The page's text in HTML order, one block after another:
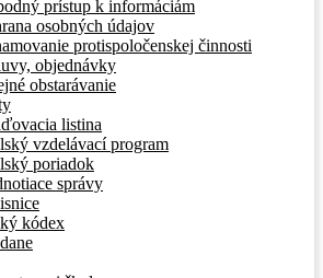
prístup k informáciám
osobných údajov
protispoločenskej činnosti
objednávky
obstarávanie
listina
vzdelávací program
poriadok
správy
kódex